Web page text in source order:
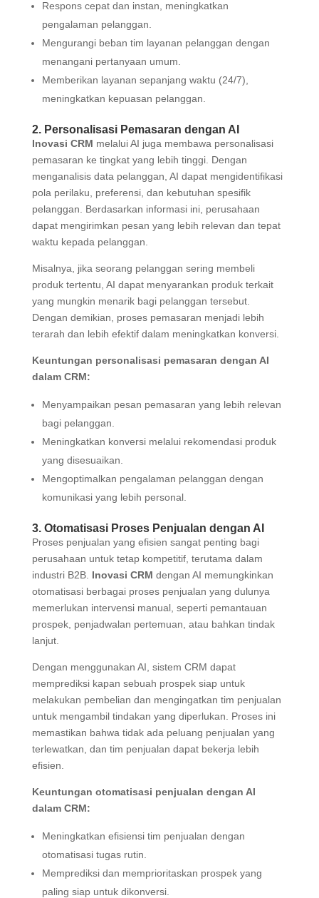
Respons cepat dan instan, meningkatkan
pengalaman pelanggan.
Mengurangi beban tim layanan pelanggan dengan
menangani pertanyaan umum.
Memberikan layanan sepanjang waktu (24/7),
meningkatkan kepuasan pelanggan.
2. Personalisasi Pemasaran dengan AI
Inovasi CRM melalui AI juga membawa personalisasi
pemasaran ke tingkat yang lebih tinggi. Dengan
menganalisis data pelanggan, AI dapat mengidentifikasi
pola perilaku, preferensi, dan kebutuhan spesifik
pelanggan. Berdasarkan informasi ini, perusahaan
dapat mengirimkan pesan yang lebih relevan dan tepat
waktu kepada pelanggan.
Misalnya, jika seorang pelanggan sering membeli
produk tertentu, AI dapat menyarankan produk terkait
yang mungkin menarik bagi pelanggan tersebut.
Dengan demikian, proses pemasaran menjadi lebih
terarah dan lebih efektif dalam meningkatkan konversi.
Keuntungan personalisasi pemasaran dengan AI
dalam CRM:
Menyampaikan pesan pemasaran yang lebih relevan
bagi pelanggan.
Meningkatkan konversi melalui rekomendasi produk
yang disesuaikan.
Mengoptimalkan pengalaman pelanggan dengan
komunikasi yang lebih personal.
3. Otomatisasi Proses Penjualan dengan AI
Proses penjualan yang efisien sangat penting bagi
perusahaan untuk tetap kompetitif, terutama dalam
industri B2B. Inovasi CRM dengan AI memungkinkan
otomatisasi berbagai proses penjualan yang dulunya
memerlukan intervensi manual, seperti pemantauan
prospek, penjadwalan pertemuan, atau bahkan tindak
lanjut.
Dengan menggunakan AI, sistem CRM dapat
memprediksi kapan sebuah prospek siap untuk
melakukan pembelian dan mengingatkan tim penjualan
untuk mengambil tindakan yang diperlukan. Proses ini
memastikan bahwa tidak ada peluang penjualan yang
terlewatkan, dan tim penjualan dapat bekerja lebih
efisien.
Keuntungan otomatisasi penjualan dengan AI
dalam CRM:
Meningkatkan efisiensi tim penjualan dengan
otomatisasi tugas rutin.
Memprediksi dan memprioritaskan prospek yang
paling siap untuk dikonversi.